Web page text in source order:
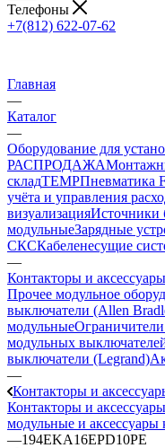
Телефоны
+7(812) 622-07-62
Главная
—
Каталог
—
Оборудование для
РАСПРОДАЖА
складTEMPПневматика
учёта и управления
визуализацияИсточники
модульныеЗарядные
СКСКабеленесущие
—
Контакторы и
Прочее модульное
выключатели (Allen
модульные
модульных
выключатели (Legrand)
—
Контакторы и
Контакторы и
модульные и
—194EKA16EPD10PE